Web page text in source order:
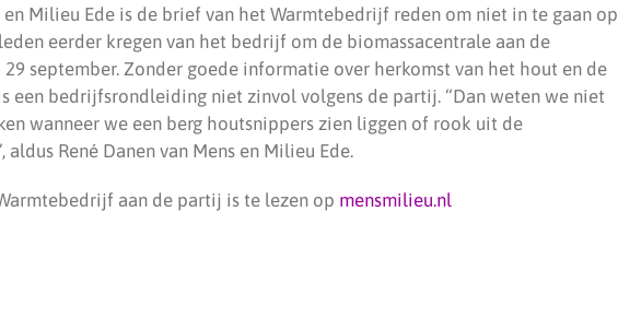
Milieu Ede is de brief van het Warmtebedrijf reden om niet in te gaan op
eerder kregen van het bedrijf om de biomassacentrale aan de
29 september. Zonder goede informatie over herkomst van het hout en de
een bedrijfsrondleiding niet zinvol volgens de partij. “Dan weten we niet
wanneer we een berg houtsnippers zien liggen of rook uit de
aldus René Danen van Mens en Milieu Ede.
aan de partij is te lezen op mensmilieu.nl